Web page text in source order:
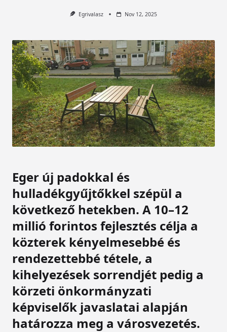
Egrivalasz Nov 12, 2025
Eger új padokkal és
hulladékgyűjtőkkel szépül a
következő hetekben. A 10–12
millió forintos fejlesztés célja a
közterek kényelmesebbé és
rendezettebbé tétele, a
kihelyezések sorrendjét pedig a
körzeti önkormányzati
képviselők javaslatai alapján
határozza meg a városvezetés.